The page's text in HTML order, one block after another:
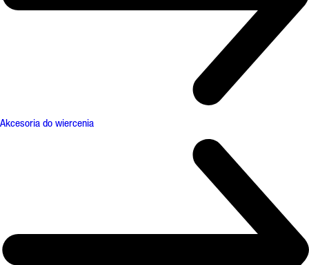
Akcesoria do wiercenia